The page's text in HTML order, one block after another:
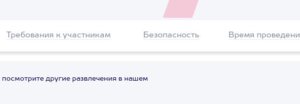
Требования к участникам Безопасность Время
посмотрите другие развлечения в нашем